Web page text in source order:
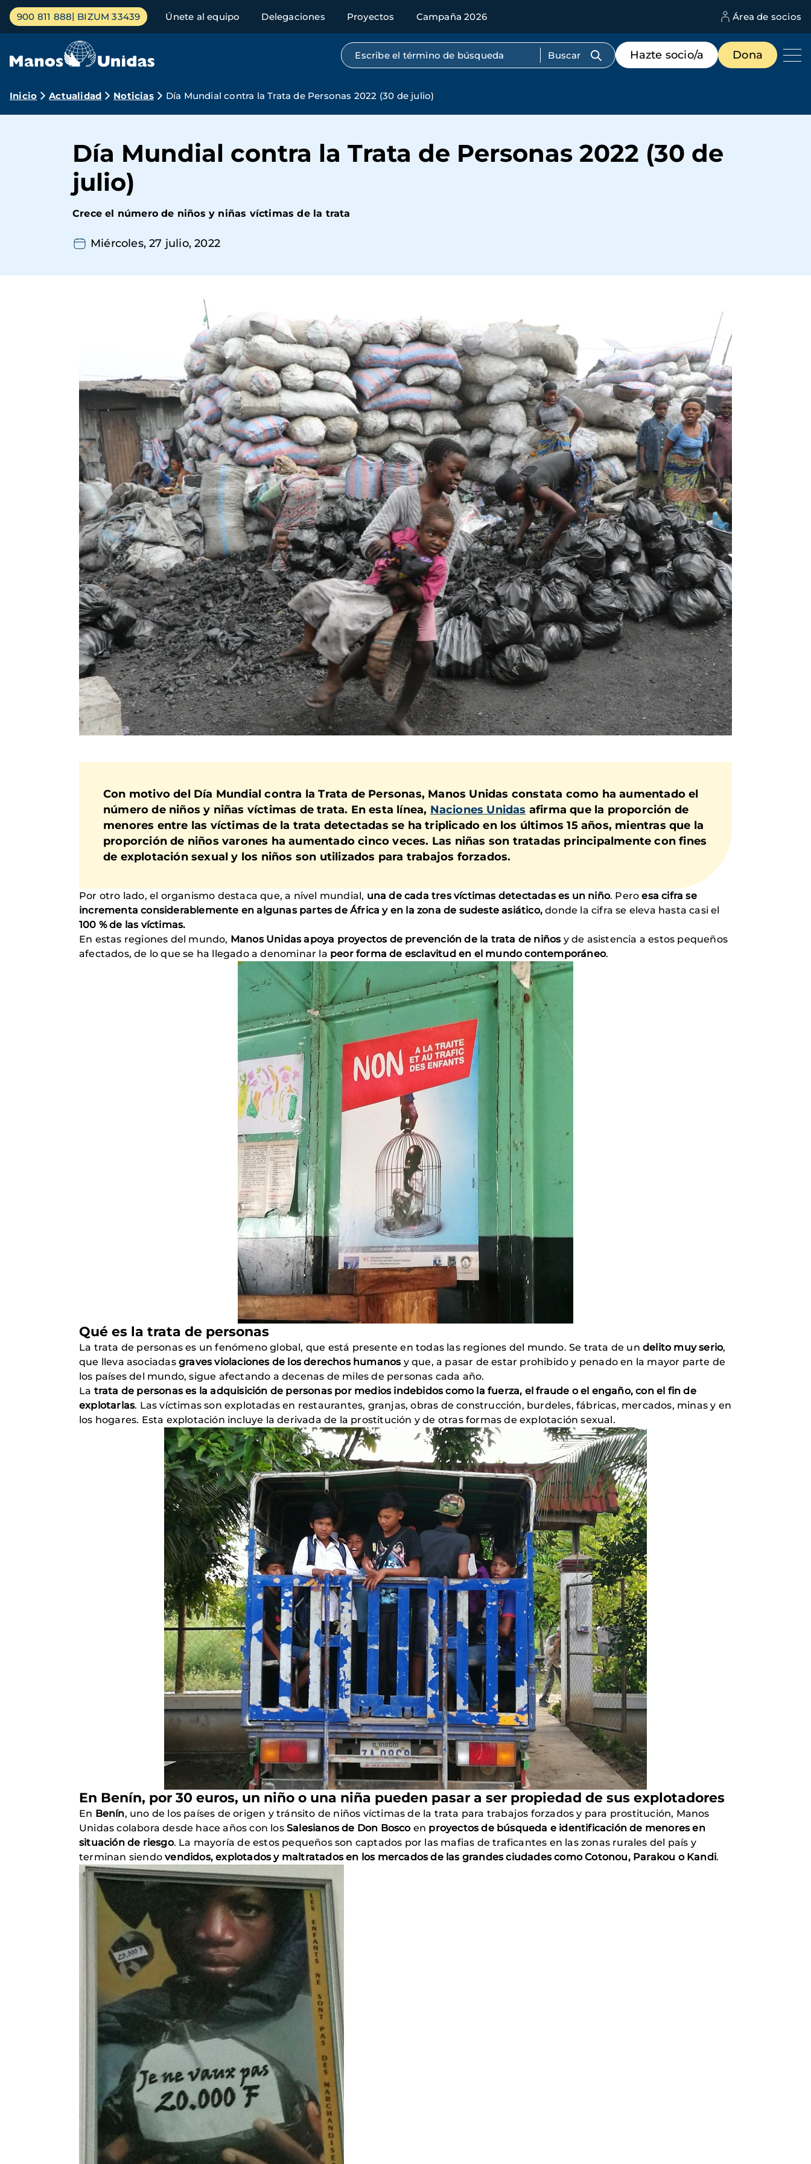
Pasar
contenido
Menú
principal
900 811 888 BIZUM 33439 Únete al equipo Delegaciones Proyectos Campaña 2026 Área de socios
Búsqueda por texto completo
Menú
de
destacados
Hazte socio/a Dona
Ruta
navegación
Inicio Actualidad Noticias Día Mundial contra la Trata de Personas 2022 (30 de julio)
Día Mundial contra la Trata de Personas 2022 (30 de
julio)
Crece el número de niños y niñas víctimas de la trata
Miércoles, 27 julio, 2022
Con motivo del Día Mundial contra la Trata de Personas, Manos Unidas constata como ha aumentado el
número de niños y niñas víctimas de trata. En esta línea, Naciones Unidas afirma que la proporción de
menores entre las víctimas de la trata detectadas se ha triplicado en los últimos 15 años, mientras que la
proporción de niños varones ha aumentado cinco veces. Las niñas son tratadas principalmente con fines
de explotación sexual y los niños son utilizados para trabajos forzados.
Por otro lado, el organismo destaca que, a nivel mundial, una de cada tres víctimas detectadas es un niño. Peroesa cifra se
incrementa considerablemente en algunas partes de África y en la zona de sudeste asiático, donde la cifra se eleva hasta casi el
100 % de las víctimas.
En estas regiones del mundo, Manos Unidas apoya proyectos de prevención de la trata de niñosy de asistencia a estos pequeños
afectados, de lo que se ha llegado a denominar la peor forma de esclavitud en el mundo contemporáneo.
Qué es la trata de personas
La trata de personas es un fenómeno global, que está presente en todas las regiones del mundo. Se trata de un delito muy serio,
que lleva asociadas graves violaciones de los derechos humanosy que, a pasar de estar prohibido y penado en la mayor parte de
los países del mundo, sigue afectando a decenas de miles de personas cada año.
La trata de personas es la adquisición de personas por medios indebidos como la fuerza, el fraude o el engaño, con el fin de
explotarlas. Las víctimas son explotadas en restaurantes, granjas, obras de construcción, burdeles, fábricas, mercados, minas y en
los hogares. Esta explotación incluye la derivada de la prostitución y de otras formas de explotación sexual.
En Benín, por 30 euros, un niño o una niña pueden pasar a ser propiedad de sus explotadores
En Benín, uno de los países de origen y tránsito de niños víctimas de la trata para trabajos forzados y para prostitución, Manos
Unidas colabora desde hace años con losSalesianos de Don Bosco en proyectos de búsqueda e identificación de menores en
situación de riesgo. La mayoría de estos pequeños son captados por las mafias de traficantes en las zonas rurales del país y
terminan siendovendidos, explotados y maltratados en los mercados de las grandes ciudades como Cotonou, Parakou o Kandi.